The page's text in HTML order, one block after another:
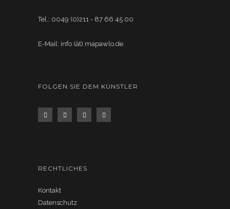
Tel.: 0049 (0)211 - 87 66 45 00
E-Mail: info (ät) mapawlo.de
FOLGEN SIE DEM KÜNSTLER
RECHTLICHES
Kontakt
Datenschutz